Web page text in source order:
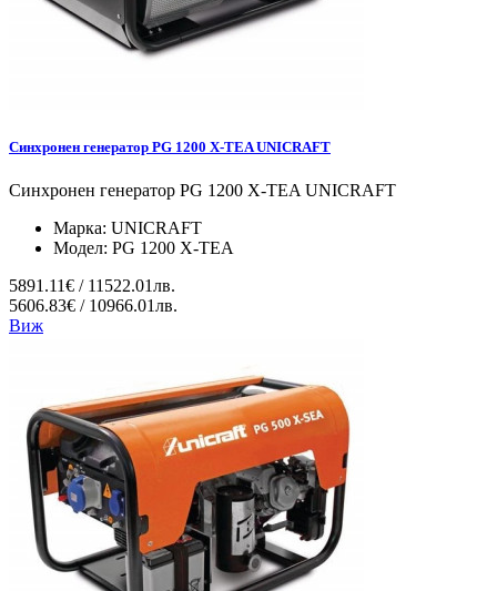
Синхронен генератор PG 1200 X-TEA UNICRAFT
Синхронен генератор PG 1200 X-TEA UNICRAFT
Марка: UNICRAFT
Модел: PG 1200 X-TEA
5891.11€ / 11522.01лв.
5606.83€ / 10966.01лв.
Виж